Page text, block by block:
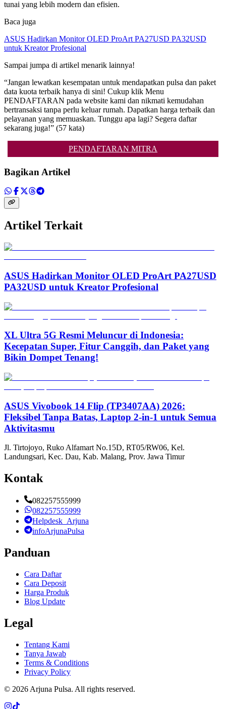
tunai yang lebih modern dan efisien.
Baca juga
ASUS Hadirkan Monitor OLED ProArt PA27USD PA32USD
untuk Kreator Profesional
Sampai jumpa di artikel menarik lainnya!
“Jangan lewatkan kesempatan untuk mendapatkan pulsa dan paket
data kuota terbaik hanya di sini! Cukup klik Menu
PENDAFTARAN pada website kami dan nikmati kemudahan
bertransaksi tanpa perlu keluar rumah. Dapatkan harga terbaik dan
pelayanan yang memuaskan. Tunggu apa lagi? Segera daftar
sekarang juga!” (57 kata)
PENDAFTARAN MITRA
Bagikan Artikel
Artikel Terkait
ASUS Hadirkan Monitor OLED ProArt PA27USD
PA32USD untuk Kreator Profesional
XL Ultra 5G Resmi Meluncur di Indonesia:
Kecepatan Super, Fitur Canggih, dan Paket yang
Bikin Dompet Tenang!
ASUS Vivobook 14 Flip (TP3407AA) 2026:
Fleksibel Tanpa Batas, Laptop 2-in-1 untuk Semua
Aktivitasmu
Jl. Tirtojoyo, Ruko Alfamart No.15D, RT05/RW06, Kel.
Landungsari, Kec. Dau, Kab. Malang, Prov. Jawa Timur
Kontak
082257555999
082257555999
Helpdesk_Arjuna
infoArjunaPulsa
Panduan
Cara Daftar
Cara Deposit
Harga Produk
Blog Update
Legal
Tentang Kami
Tanya Jawab
Terms & Conditions
Privacy Policy
© 2026 Arjuna Pulsa. All rights reserved.